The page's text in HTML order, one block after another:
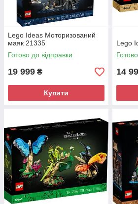
Lego Ideas Моторизований
маяк 21335
Готово до відправки
19 999 ₴
Купити
Lego
14